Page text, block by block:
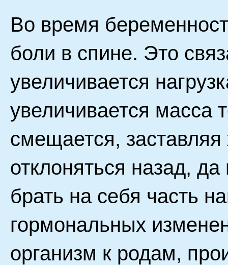
Во время
боли в спине. Это
увеличивается
увеличивается масса
смещается,
отклоняться назад,
брать на себя часть
гормональных
организм к родам,